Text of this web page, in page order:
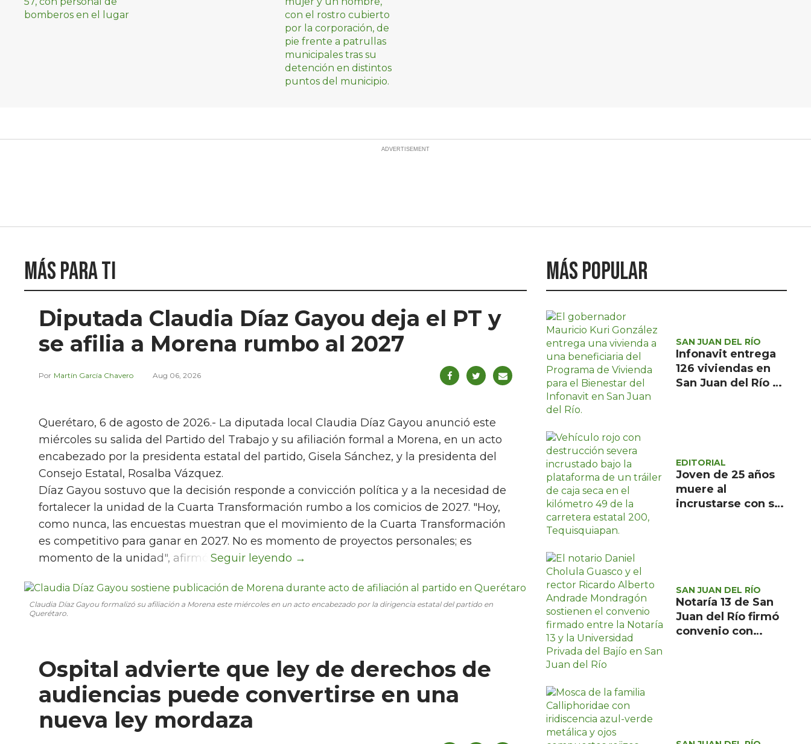
Más para ti
Diputada Claudia Díaz Gayou deja el PT y
se afilia a Morena rumbo al 2027
Martín García Chavero Aug 06, 2026
Claudia Díaz Gayou formalizó su afiliación a Morena este miércoles en un acto encabezado por la dirigencia estatal del partido en
Querétaro.
Querétaro, 6 de agosto de 2026.- La diputada local Claudia Díaz Gayou anunció este
miércoles su salida del Partido del Trabajo y su afiliación formal a Morena, en un acto
encabezado por la presidenta estatal del partido, Gisela Sánchez, y la presidenta del
Consejo Estatal, Rosalba Vázquez.
Díaz Gayou sostuvo que la decisión responde a convicción política y a la necesidad de
fortalecer la unidad de la Cuarta Transformación rumbo a los comicios de 2027. "Hoy,
como nunca, las encuestas muestran que el movimiento de la Cuarta Transformación
es competitivo para ganar en 2027. No es momento de proyectos personales; es
momento de la unidad", afirmó.
Más popular
SAN JUAN DEL RÍO
Infonavit entrega
126 viviendas en
San Juan del Río a
EDITORIAL
Joven de 25 años
muere al
incrustarse con su
SAN JUAN DEL RÍO
Notaría 13 de San
Juan del Río firmó
convenio con
Ospital advierte que ley de derechos de
audiencias puede convertirse en una
nueva ley mordaza